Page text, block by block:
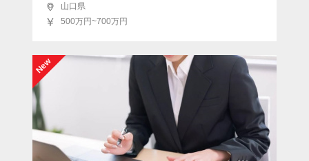
山口県
500万円~700万円
New